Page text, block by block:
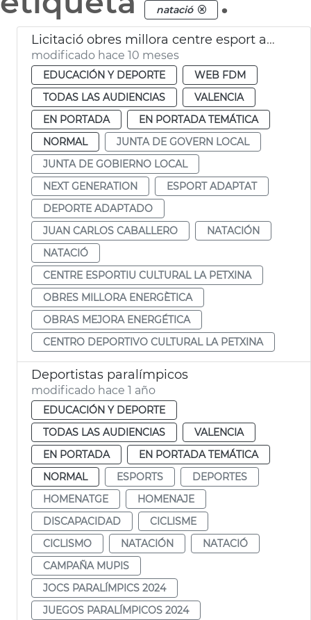
natació
Licitació obres millora centre esport adaptat i natació La Petxina València
modificado hace 10 meses
EDUCACIÓN Y DEPORTE
WEB FDM
TODAS LAS AUDIENCIAS
VALENCIA
EN PORTADA
EN PORTADA TEMÁTICA
NORMAL
JUNTA DE GOVERN LOCAL
JUNTA DE GOBIERNO LOCAL
NEXT GENERATION
ESPORT ADAPTAT
DEPORTE ADAPTADO
JUAN CARLOS CABALLERO
NATACIÓN
NATACIÓ
CENTRE ESPORTIU CULTURAL LA PETXINA
OBRES MILLORA ENERGÈTICA
OBRAS MEJORA ENERGÉTICA
CENTRO DEPORTIVO CULTURAL LA PETXINA
Deportistas paralímpicos
modificado hace 1 año
EDUCACIÓN Y DEPORTE
TODAS LAS AUDIENCIAS
VALENCIA
EN PORTADA
EN PORTADA TEMÁTICA
NORMAL
ESPORTS
DEPORTES
HOMENATGE
HOMENAJE
DISCAPACIDAD
CICLISME
CICLISMO
NATACIÓN
NATACIÓ
CAMPAÑA MUPIS
JOCS PARALÍMPICS 2024
JUEGOS PARALÍMPICOS 2024